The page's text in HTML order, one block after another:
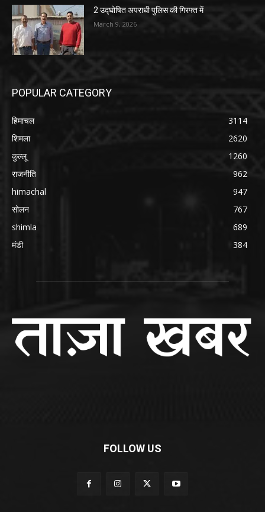
2 उद्घोषित अपराधी पुलिस की गिरफ्त में
March 9, 2026
POPULAR CATEGORY
हिमाचल
3114
शिमला
2620
कुल्लू
1260
राजनीति
962
himachal
947
सोलन
767
shimla
689
मंडी
384
FOLLOW US